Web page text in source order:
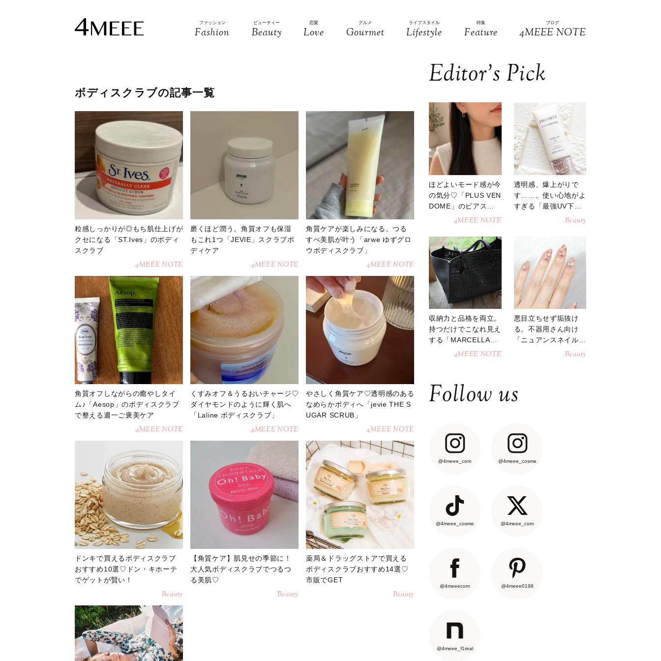
ファッション
Fashion
ビューティー
Beauty
恋愛
Love
グルメ
Gourmet
ライフスタイル
Lifestyle
特集
Feature
ブログ
4MEEE NOTE
ボディスクラブの記事一覧
粒感しっかりが◎もち肌仕上げが
クセになる「ST.Ives」のボディ
スクラブ
4MEEE NOTE
磨くほど潤う。角質オフも保湿
もこれ1つ「JEVIE」スクラブボ
ディケア
4MEEE NOTE
角質ケアが楽しみになる。つる
すべ美肌が叶う「arwe ゆずグロ
ウボディスクラブ」
4MEEE NOTE
角質オフしながらの癒やしタイ
ム♪「Aesop」のボディスクラブ
で整える週一ご褒美ケア
4MEEE NOTE
くすみオフ＆うるおいチャージ♡
ダイヤモンドのように輝く肌へ
「Laline ボディスクラブ」
4MEEE NOTE
やさしく角質ケア♡透明感のある
なめらかボディへ「jevie THE S
UGAR SCRUB」
4MEEE NOTE
ドンキで買えるボディスクラブ
おすすめ10選♡ドン・キホーテ
でゲットが賢い！
Beauty
【角質ケア】肌見せの季節に！
大人気ボディスクラブでつるつ
る美肌♡
Beauty
薬局＆ドラッグストアで買える
ボディスクラブおすすめ14選♡
市販でGET
Beauty
Editor’s Pick
ほどよいモード感が今
の気分♡「PLUS VEN
DOME」のピアスが
4MEEE NOTE
透明感、爆上がりで
す……。使い心地がよ
すぎる「最強UV下
Beauty
収納力と品格を両立。
持つだけでこなれ見え
する「MARCELLAト
ートバッグ」4MEEE NOTE
悪目立ちせず垢抜け
る。不器用さん向け
「ニュアンスネイル」
Beauty
Follow us
@4meee_com @4meee_cosme
@4meee_cosme @4meee_com
@4meeecom @4meee0198
@4meee_f1real